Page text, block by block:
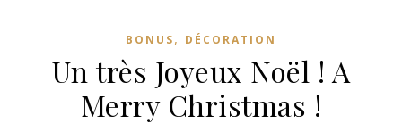
BONUS, DÉCORATION
Un très Joyeux Noël ! A
Merry Christmas !